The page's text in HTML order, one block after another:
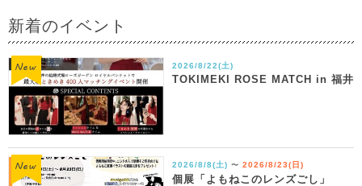
新着のイベント
2026/8/22(土)
TOKIMEKI ROSE MATCH in 福井
2026/8/8(土) 〜 2026/8/23(日)
個展「よもねこのレンズごし」